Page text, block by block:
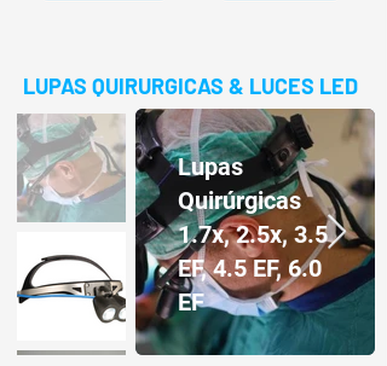
LUPAS QUIRURGICAS & LUCES LED
Lupas
Quirúrgicas
1.7x, 2.5x, 3.5
EF, 4.5 EF, 6.0
EF